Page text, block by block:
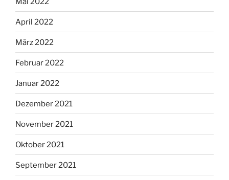
April 2022
März 2022
Februar 2022
Januar 2022
Dezember 2021
November 2021
Oktober 2021
September 2021